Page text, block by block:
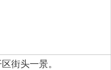
街头一景。